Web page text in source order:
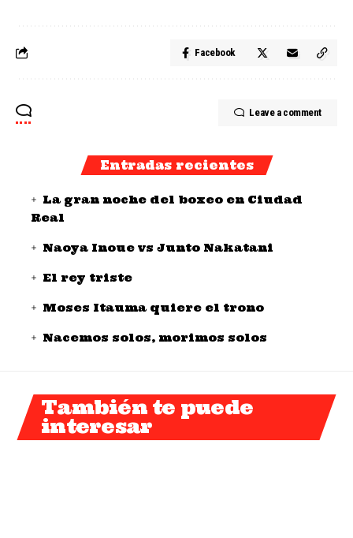
Facebook
Leave a comment
Entradas recientes
La gran noche del boxeo en Ciudad
Real
Naoya Inoue vs Junto Nakatani
El rey triste
Moses Itauma quiere el trono
Nacemos solos, morimos solos
También te puede
interesar